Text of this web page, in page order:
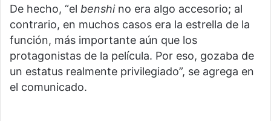
De hecho, “el benshi no era algo accesorio; al
contrario, en muchos casos era la estrella de la
función, más importante aún que los
protagonistas de la película. Por eso, gozaba de
un estatus realmente privilegiado”, se agrega en
el comunicado.